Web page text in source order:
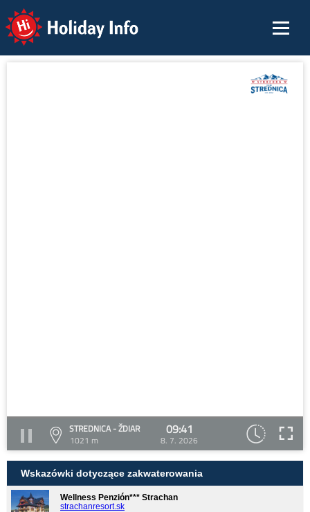
Holiday Info
STREDNICA - ŽDIAR
1021 m
09:41
8. 7. 2026
Wskazówki dotyczące zakwaterowania
Wellness Penzión*** Strachan
strachanresort.sk